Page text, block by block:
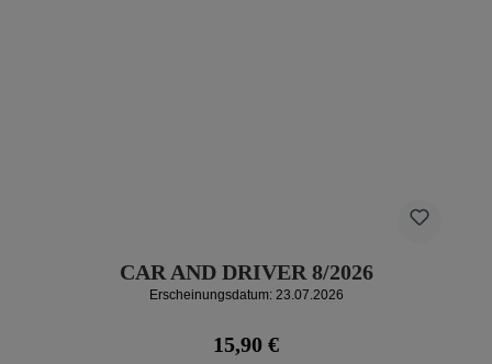
CAR AND DRIVER 8/2026
Erscheinungsdatum: 23.07.2026
Regulärer Preis:
15,90 €